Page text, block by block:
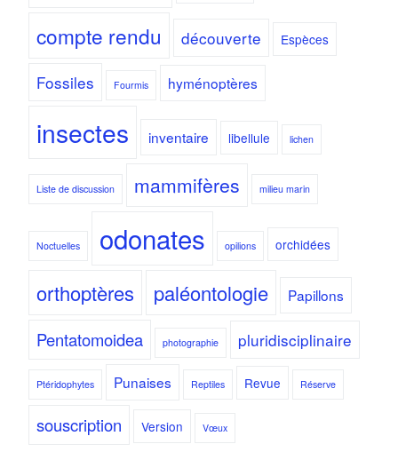
compte rendu découverte Espèces
Fossiles Fourmis hyménoptères
insectes inventaire libellule lichen
Liste de discussion mammifères milieu marin
Noctuelles odonates opilions orchidées
orthoptères paléontologie Papillons
Pentatomoidea photographie pluridisciplinaire
Ptéridophytes Punaises Reptiles Revue Réserve
souscription Version Vœux